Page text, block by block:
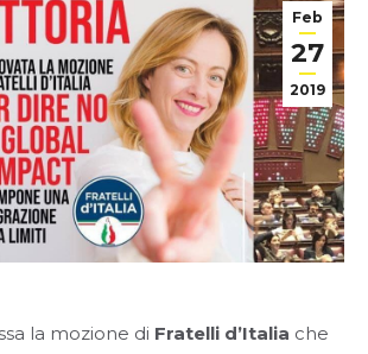
Feb
27
2019
la mozione di Fratelli d’Italia che